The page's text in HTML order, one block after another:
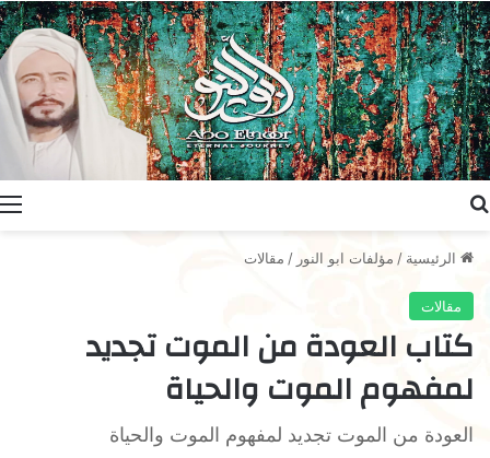
الرئيسية / مؤلفات ابو النور / مقالات
مقالات
كتاب العودة من الموت تجديد
لمفهوم الموت والحياة
العودة من الموت تجديد لمفهوم الموت والحياة